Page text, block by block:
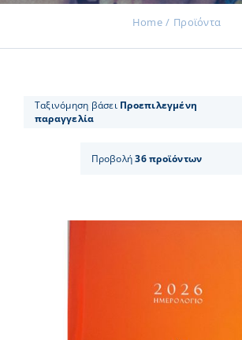
Νέα
Home Προϊόντα
Ταξινόμηση βάσει Προεπιλεγμένη
παραγγελία
Προβολή36 προϊόντων